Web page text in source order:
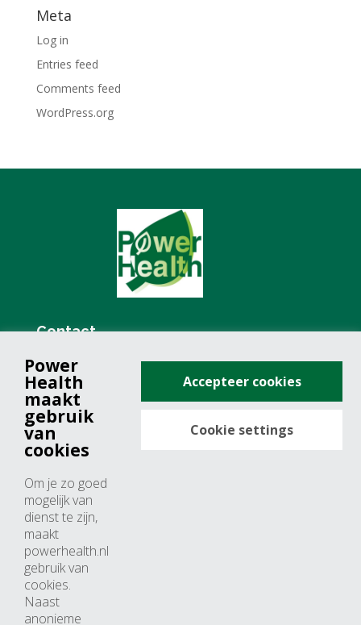
Meta
Log in
Entries feed
Comments feed
WordPress.org
Contact
+31 (0)76 571 19 68
info@powerhealth.nl
Adresse
4817 ZH breda
Nederland
Horaires d’ouvertures
Du lundi au jeudi: 09:00 – 17:00
Vendredi: 09:00 – 15:00
Power
Health
maakt
gebruik
van
cookies
Om je zo goed
mogelijk van
dienst te zijn,
maakt
powerhealth.nl
gebruik van
cookies.
Naast
anonieme
Accepteer cookies
Cookie settings